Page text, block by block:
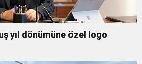
yıl dönümüne özel logo